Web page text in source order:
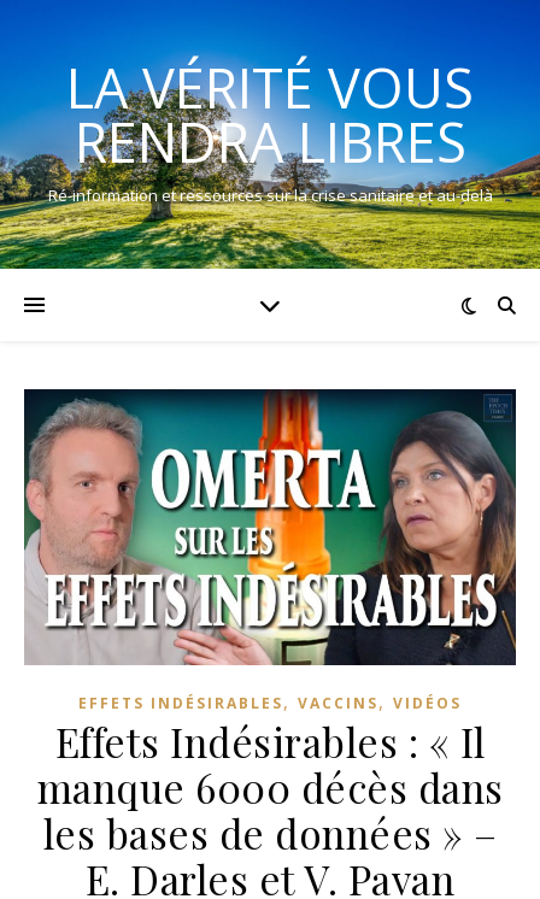
LA VÉRITÉ VOUS
RENDRA LIBRES
Ré-information et ressources sur la crise sanitaire et au-delà
EFFETS INDÉSIRABLES, VACCINS, VIDÉOS
Effets Indésirables : « Il
manque 6000 décès dans
les bases de données » –
E. Darles et V. Pavan